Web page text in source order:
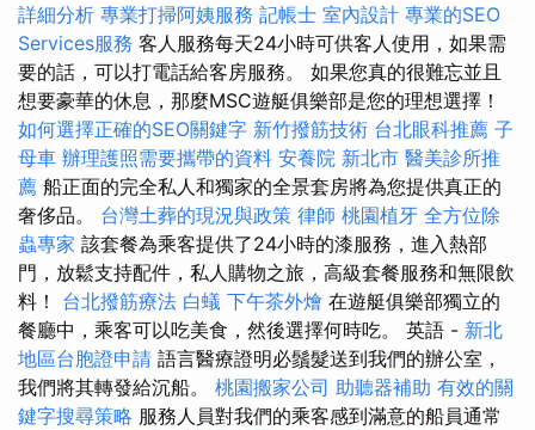
詳細分析 專業打掃阿姨服務 記帳士 室內設計 專業的SEO
Services服務 客人服務每天24小時可供客人使用，如果需
要的話，可以打電話給客房服務。 如果您真的很難忘並且
想要豪華的休息，那麼MSC遊艇俱樂部是您的理想選擇！
如何選擇正確的SEO關鍵字 新竹撥筋技術 台北眼科推薦 子
母車 辦理護照需要攜帶的資料 安養院 新北市 醫美診所推
薦 船正面的完全私人和獨家的全景套房將為您提供真正的
奢侈品。 台灣土葬的現況與政策 律師 桃園植牙 全方位除
蟲專家 該套餐為乘客提供了24小時的漆服務，進入熱部
門，放鬆支持配件，私人購物之旅，高級套餐服務和無限飲
料！ 台北撥筋療法 白蟻 下午茶外燴 在遊艇俱樂部獨立的
餐廳中，乘客可以吃美食，然後選擇何時吃。 英語 - 新北
地區台胞證申請 語言醫療證明必鬚髮送到我們的辦公室，
我們將其轉發給沉船。 桃園搬家公司 助聽器補助 有效的關
鍵字搜尋策略 服務人員對我們的乘客感到滿意的船員通常